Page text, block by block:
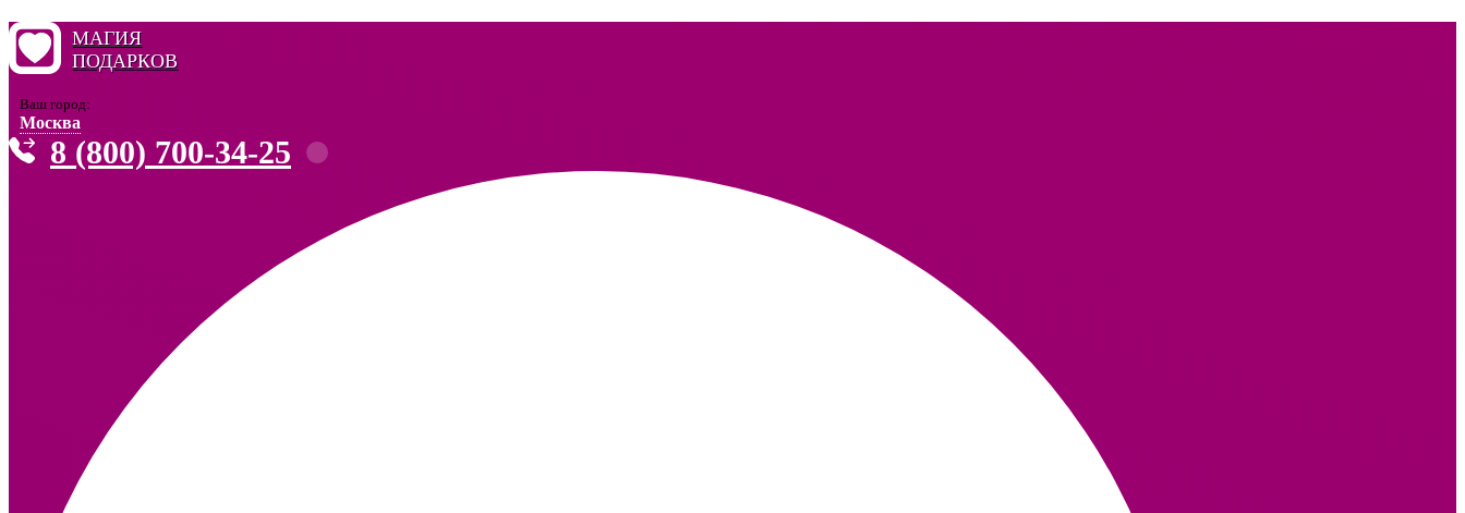
МАГИЯ
ПОДАРКОВ
Ваш город:
Москва
8 (800) 700-34-25